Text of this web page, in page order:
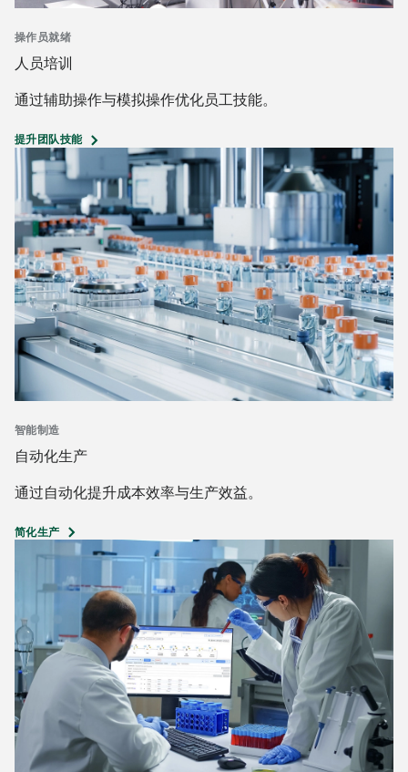
操作员就绪
人员培训
通过辅助操作与模拟操作优化员工技能。
提升团队技能
智能制造
自动化生产
通过自动化提升成本效率与生产效益。
简化生产